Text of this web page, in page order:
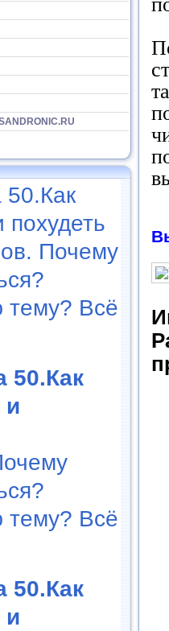
50.Как
похудеть
Почему
тему? Всё
50.Как
и
тему? Всё
50.Как
и